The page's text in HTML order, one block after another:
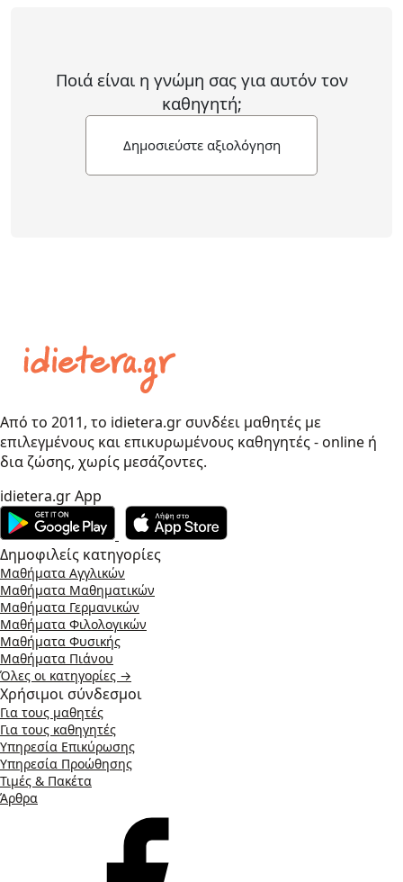
Ποιά είναι η γνώμη σας για αυτόν τον
καθηγητή;
Δημοσιεύστε αξιολόγηση
Από το 2011, το idietera.gr συνδέει μαθητές με
επιλεγμένους και επικυρωμένους καθηγητές - online ή
δια ζώσης, χωρίς μεσάζοντες.
idietera.gr App
Δημοφιλείς κατηγορίες
Μαθήματα Αγγλικών
Μαθήματα Μαθηματικών
Μαθήματα Γερμανικών
Μαθήματα Φιλολογικών
Μαθήματα Φυσικής
Μαθήματα Πιάνου
Όλες οι κατηγορίες →
Χρήσιμοι σύνδεσμοι
Για τους μαθητές
Για τους καθηγητές
Υπηρεσία Επικύρωσης
Υπηρεσία Προώθησης
Τιμές & Πακέτα
Άρθρα